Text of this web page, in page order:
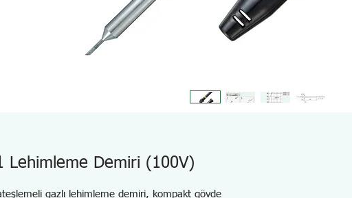
Lehimleme Demiri (100V)
gazlı lehimleme demiri, kompakt gövde